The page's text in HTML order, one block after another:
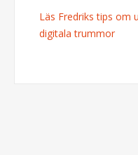
Läs Fredriks tips om
digitala trummor